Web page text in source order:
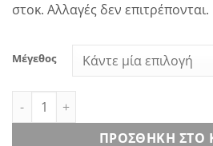
στοκ. Αλλαγές δεν επιτρέπονται.
Μέγεθος
BABYWALKER 2624 λευκό ποσότητα
ΠΡΟΣΘΉΚΗ ΣΤΟ